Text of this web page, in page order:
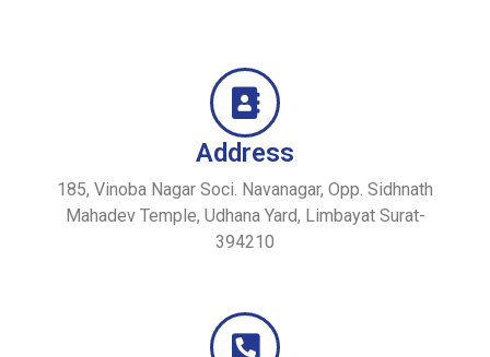
Address
185, Vinoba Nagar Soci. Navanagar, Opp. Sidhnath
Mahadev Temple, Udhana Yard, Limbayat Surat-
394210